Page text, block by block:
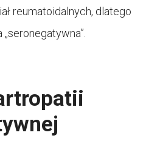
reumatoidalnych, dlatego